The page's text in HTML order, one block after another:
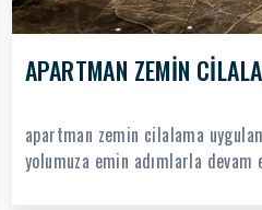
APARTMAN ZEMİN
apartman zemin cilalama
yolumuza emin adımlarla devam